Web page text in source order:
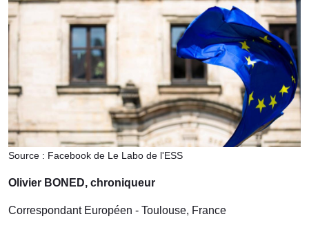
Source : Facebook de Le Labo de l'ESS
Olivier BONED, chroniqueur
Correspondant Européen - Toulouse, France